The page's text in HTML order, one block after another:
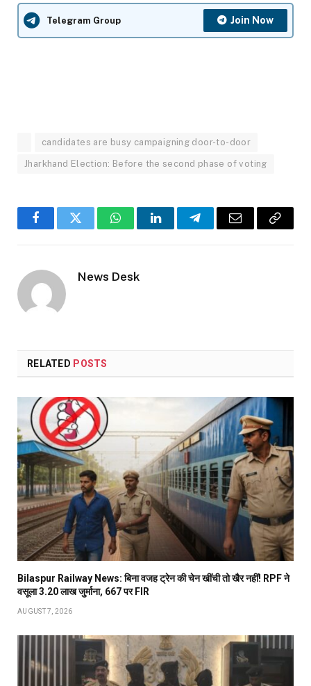
Telegram Group Join Now
candidates are busy campaigning door-to-door
Jharkhand Election: Before the second phase of voting
FacebookTwitter WhatsAppLinkedInTelegramEmail
Copy
News Desk
RELATED POSTS
Bilaspur Railway News: बिना वजह ट्रेन की चेन खींची तो खैर नहीं! RPF ने
वसूला 3.20 लाख जुर्माना, 667 पर FIR
AUGUST 7, 2026